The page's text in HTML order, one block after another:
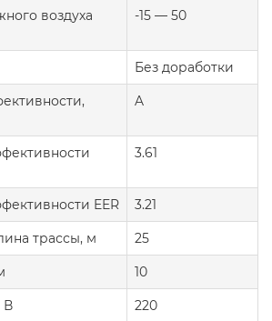
воздуха
-15 — 50
Без доработки
A
3.61
EER 3.21
трассы, м 25
10
В 220